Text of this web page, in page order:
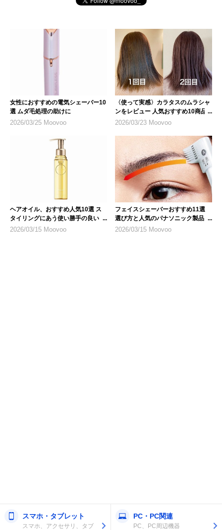
女性におすすめの電気シェーバー10
選 ムダ毛処理の助けに
2026/03/25 Moovoo
〈使って実感〉カラタスのムラシャ
ンをレビュー 人気おすすめ10商品
も紹介
2026/03/23 Moovoo
ヘアオイル、おすすめ人気10選 ス
タイリングにあう使い勝手の良いも
のを
2026/03/15 Moovoo
フェイスシェーバーおすすめ11選
選び方と人気のパナソニック製品も
登場
2026/03/15 Moovoo
スマホ・タブレット
スマホ、アクセサリ、タブ
PC・PC関連
PC、PC周辺機器